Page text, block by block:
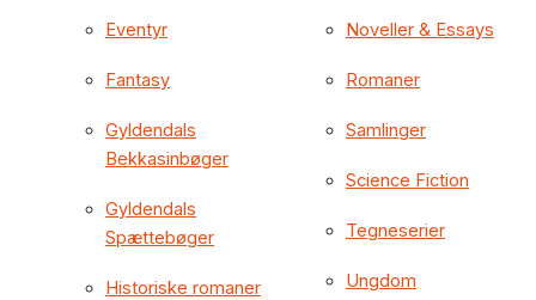
Eventyr
Fantasy
Gyldendals
Bekkasinbøger
Gyldendals
Spættebøger
Historiske romaner
Noveller & Essays
Romaner
Samlinger
Science Fiction
Tegneserier
Ungdom